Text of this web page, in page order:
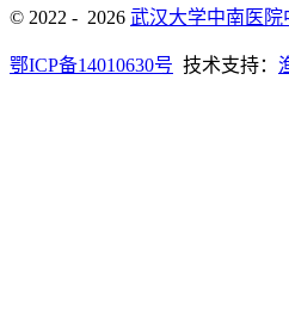
© 2022 - 2026 武汉大学中南医院
鄂ICP备14010630号 技术支持：